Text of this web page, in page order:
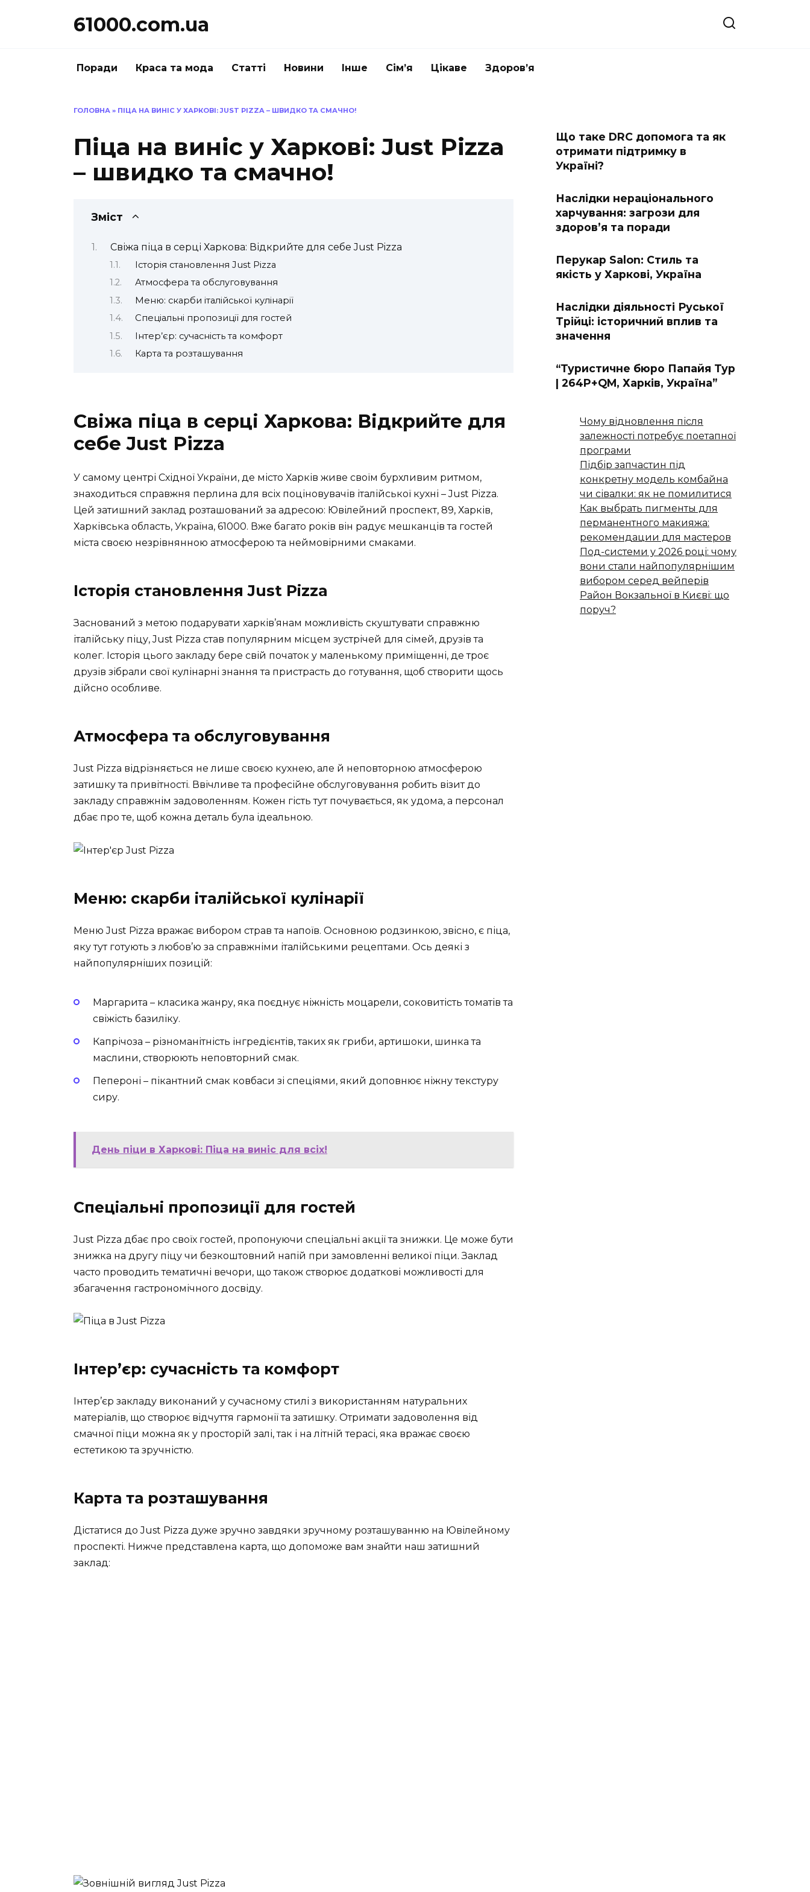
61000.com.ua
Поради Краса та мода Статті Новини Інше Сім’я Цікаве Здоров’я
ГОЛОВНА » ПІЦА НА ВИНІС У ХАРКОВІ: JUST PIZZA – ШВИДКО ТА СМАЧНО!
Піца на виніс у Харкові: Just Pizza
– швидко та смачно!
Зміст
Свіжа піца в серці Харкова: Відкрийте для себе Just Pizza
Історія становлення Just Pizza
Атмосфера та обслуговування
Меню: скарби італійської кулінарії
Спеціальні пропозиції для гостей
Інтер’єр: сучасність та комфорт
Карта та розташування
Свіжа піца в серці Харкова: Відкрийте для
себе Just Pizza
У самому центрі Східної України, де місто Харків живе своїм бурхливим ритмом,
знаходиться справжня перлина для всіх поціновувачів італійської кухні – Just Pizza.
Цей затишний заклад розташований за адресою: Ювілейний проспект, 89, Харків,
Харківська область, Україна, 61000. Вже багато років він радує мешканців та гостей
міста своєю незрівнянною атмосферою та неймовірними смаками.
Історія становлення Just Pizza
Заснований з метою подарувати харків’янам можливість скуштувати справжню
італійську піцу, Just Pizza став популярним місцем зустрічей для сімей, друзів та
колег. Історія цього закладу бере свій початок у маленькому приміщенні, де троє
друзів зібрали свої кулінарні знання та пристрасть до готування, щоб створити щось
дійсно особливе.
Атмосфера та обслуговування
Just Pizza відрізняється не лише своєю кухнею, але й неповторною атмосферою
затишку та привітності. Ввічливе та професійне обслуговування робить візит до
закладу справжнім задоволенням. Кожен гість тут почувається, як удома, а персонал
дбає про те, щоб кожна деталь була ідеальною.
Меню: скарби італійської кулінарії
Меню Just Pizza вражає вибором страв та напоїв. Основною родзинкою, звісно, є піца,
яку тут готують з любов’ю за справжніми італійськими рецептами. Ось деякі з
найпопулярніших позицій:
Маргарита – класика жанру, яка поєднує ніжність моцарели, соковитість томатів та
свіжість базиліку.
Капрічоза – різноманітність інгредієнтів, таких як гриби, артишоки, шинка та
маслини, створюють неповторний смак.
Пепероні – пікантний смак ковбаси зі спеціями, який доповнює ніжну текстуру
сиру.
День піци в Харкові: Піца на виніс для всіх!
Спеціальні пропозиції для гостей
Just Pizza дбає про своїх гостей, пропонуючи спеціальні акції та знижки. Це може бути
знижка на другу піцу чи безкоштовний напій при замовленні великої піци. Заклад
часто проводить тематичні вечори, що також створює додаткові можливості для
збагачення гастрономічного досвіду.
Інтер’єр: сучасність та комфорт
Інтер’єр закладу виконаний у сучасному стилі з використанням натуральних
матеріалів, що створює відчуття гармонії та затишку. Отримати задоволення від
смачної піци можна як у просторій залі, так і на літній терасі, яка вражає своєю
естетикою та зручністю.
Карта та розташування
Дістатися до Just Pizza дуже зручно завдяки зручному розташуванню на Ювілейному
проспекті. Нижче представлена карта, що допоможе вам знайти наш затишний
заклад:
Що таке DRC допомога та як
отримати підтримку в
Україні?
Наслідки нераціонального
харчування: загрози для
здоров’я та поради
Перукар Salon: Стиль та
якість у Харкові, Україна
Наслідки діяльності Руської
Трійці: історичний вплив та
значення
“Туристичне бюро Папайя Тур
| 264P+QM, Харків, Україна”
Чому відновлення після
залежності потребує поетапної
програми
Підбір запчастин під
конкретну модель комбайна
чи сівалки: як не помилитися
Как выбрать пигменты для
перманентного макияжа:
рекомендации для мастеров
Под-системи у 2026 році: чому
вони стали найпопулярнішим
вибором серед вейперів
Район Вокзальної в Києві: що
поруч?